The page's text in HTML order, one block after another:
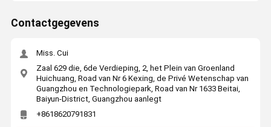
Contactgegevens
Miss. Cui
Zaal 629 die, 6de Verdieping, 2, het Plein van Groenland
Huichuang, Road van Nr 6 Kexing, de Privé Wetenschap van
Guangzhou en Technologiepark, Road van Nr 1633 Beitai,
Baiyun-District, Guangzhou aanlegt
+8618620791831